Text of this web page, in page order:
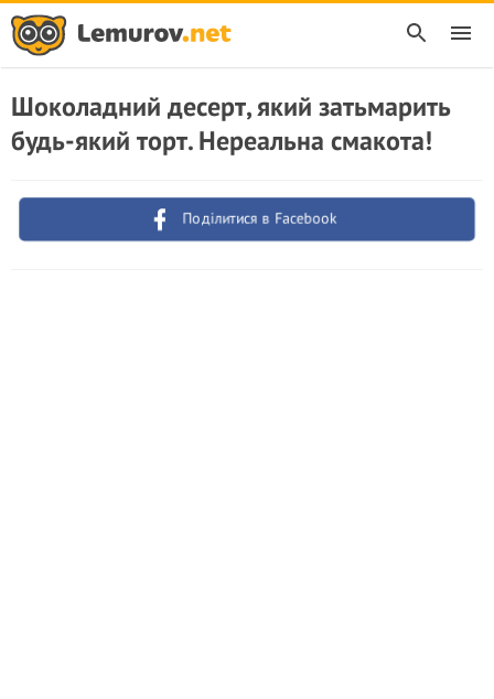
Шоколадний десерт, який затьмарить
будь-який торт. Нереальна смакота!
Поділитися в Facebook